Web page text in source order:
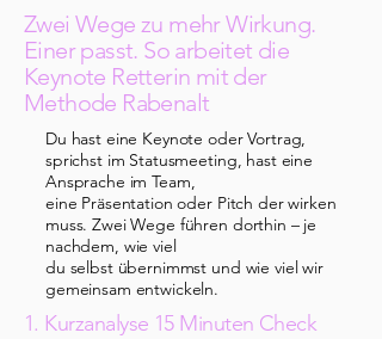
​​​​Zwei Wege zu mehr Wirkung.
Einer passt. So arbeitet die
Keynote Retterin mit der
Methode Rabenalt
Du hast eine Keynote oder Vortrag,
sprichst im Statusmeeting, hast eine
Ansprache im Team,
eine Präsentation oder Pitch der wirken
muss. Zwei Wege führen dorthin – je
nachdem, wie viel
du selbst übernimmst und wie viel wir
gemeinsam entwickeln.
1. Kurzanalyse 15 Minuten Check​